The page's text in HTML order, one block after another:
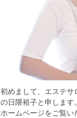
初めまして、エステサ
の日隈裕子と申します。
ホームページをご覧